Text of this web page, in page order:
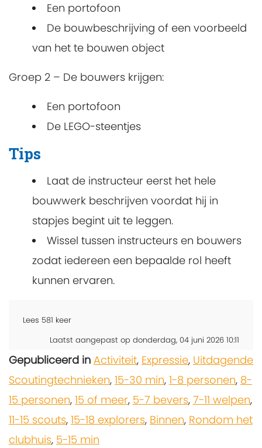
Een portofoon
De bouwbeschrijving of een voorbeeld
van het te bouwen object
Groep 2 – De bouwers krijgen:
Een portofoon
De LEGO-steentjes
Tips
Laat de instructeur eerst het hele
bouwwerk beschrijven voordat hij in
stapjes begint uit te leggen.
Wissel tussen instructeurs en bouwers
zodat iedereen een bepaalde rol heeft
kunnen ervaren.
Lees 581 keer
Laatst aangepast op donderdag, 04 juni 2026 10:11
Gepubliceerd in Activiteit, Expressie, Uitdagende
Scoutingtechnieken, 15-30 min, 1-8 personen, 8-
15 personen, 15 of meer, 5-7 bevers, 7-11 welpen,
11-15 scouts, 15-18 explorers, Binnen, Rondom het
clubhuis, 5-15 min